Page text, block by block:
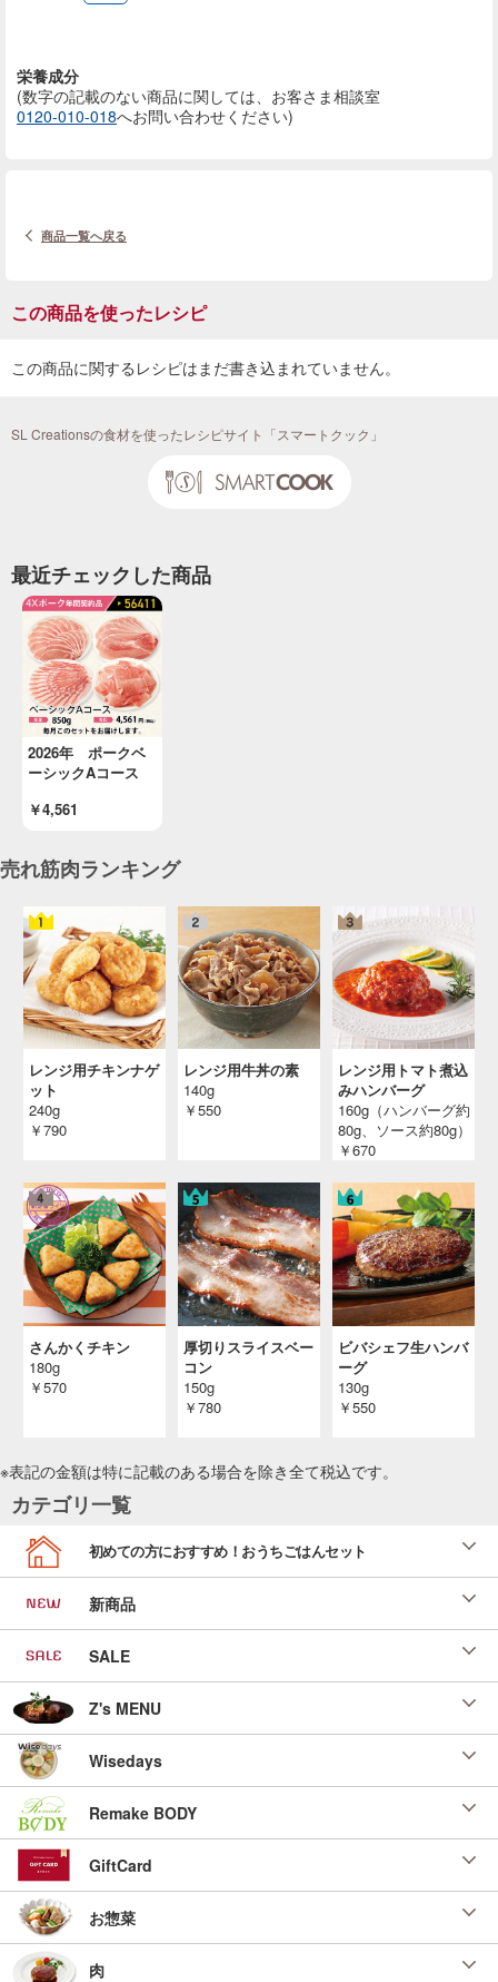
栄養成分
(数字の記載のない商品に関しては、お客さま相談室
0120-010-018へお問い合わせください)
商品一覧へ戻る
この商品を使ったレシピ
この商品に関するレシピはまだ書き込まれていません。
SL Creationsの食材を使ったレシピサイト「スマートクック」
最近チェックした商品
2026年 ポークベ
ーシックAコース
￥4,561
売れ筋肉ランキング
レンジ用チキンナゲ
ット
240g
￥790
レンジ用牛丼の素
140g
￥550
レンジ用トマト煮込
みハンバーグ
160g（ハンバーグ約
80g、ソース約80g）
￥670
さんかくチキン
180g
￥570
厚切りスライスベー
コン
150g
￥780
ビバシェフ生ハンバ
ーグ
130g
￥550
※表記の金額は特に記載のある場合を除き全て税込です。
カテゴリ一覧
初めての方におすすめ！おうちごはんセット
新商品
SALE
Z's MENU
Wisedays
Remake BODY
GiftCard
お惣菜
肉